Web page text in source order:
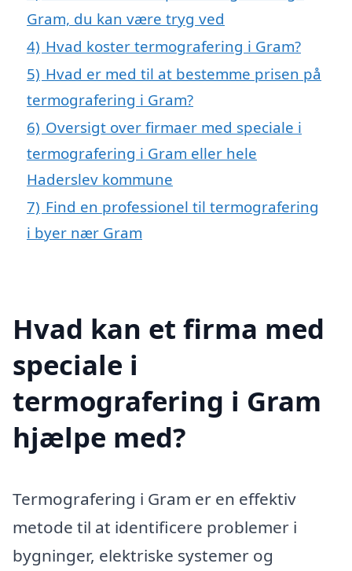
Gram, du kan være tryg ved
4) Hvad koster termografering i Gram?
5) Hvad er med til at bestemme prisen på
termografering i Gram?
6) Oversigt over firmaer med speciale i
termografering i Gram eller hele
Haderslev kommune
7) Find en professionel til termografering
i byer nær Gram
Hvad kan et firma med
speciale i
termografering i Gram
hjælpe med?
Termografering i Gram er en effektiv
metode til at identificere problemer i
bygninger, elektriske systemer og